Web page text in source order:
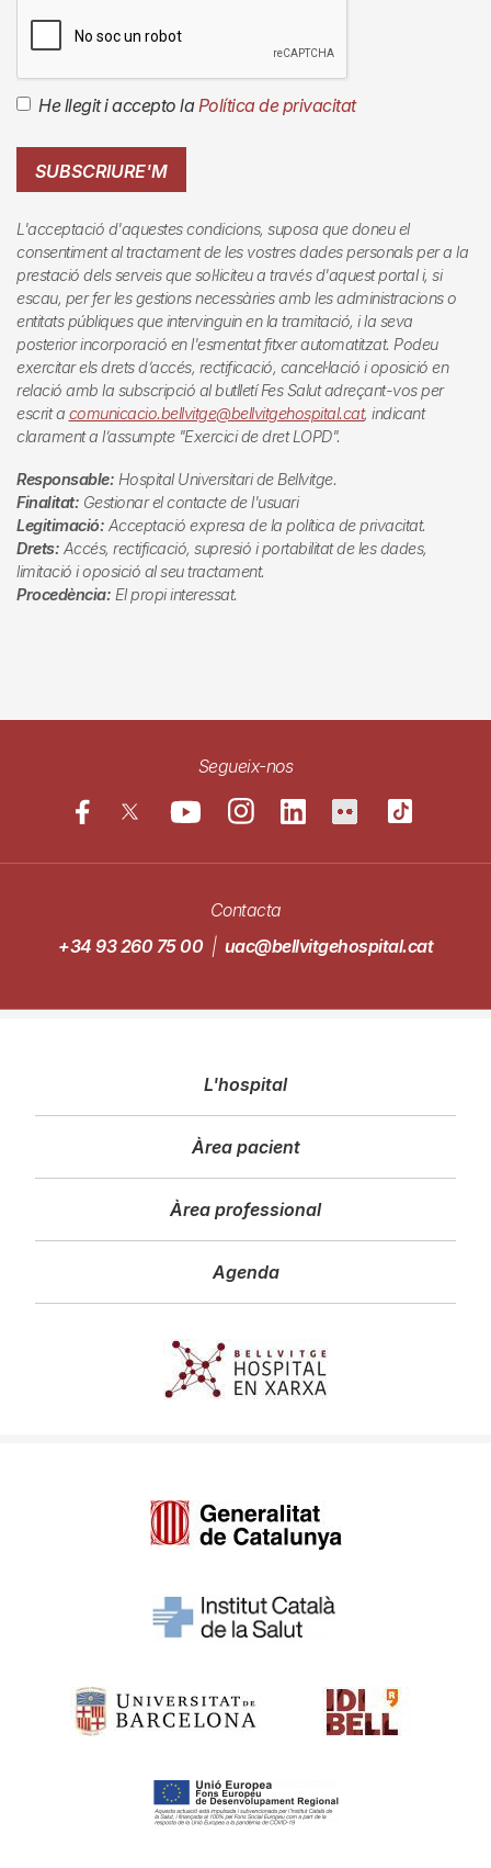
He llegit i accepto la Política de privacitat
SUBSCRIURE'M
L'acceptació d'aquestes condicions, suposa que doneu el
consentiment al tractament de les vostres dades personals per a la
prestació dels serveis que sol·liciteu a través d'aquest portal i, si
escau, per fer les gestions necessàries amb les administracions o
entitats públiques que intervinguin en la tramitació, i la seva
posterior incorporació en l'esmentat fitxer automatitzat. Podeu
exercitar els drets d’accés, rectificació, cancel·lació i oposició en
relació amb la subscripció al butlletíFes Salutadreçant-vos per
escrit a comunicacio.bellvitge@bellvitgehospital.cat, indicant
clarament a l’assumpte "Exercici de dret LOPD".
Responsable: Hospital Universitari de Bellvitge.
Finalitat: Gestionar el contacte de l'usuari
Legitimació: Acceptació expresa de la política de privacitat.
Drets: Accés, rectificació, supresió i portabilitat de les dades,
limitació i oposició al seu tractament.
Procedència: El propi interessat.
Segueix-nos
Contacta
+34 93 260 75 00 | uac@bellvitgehospital.cat
principal
L'hospital
Àrea pacient
Àrea professional
Agenda